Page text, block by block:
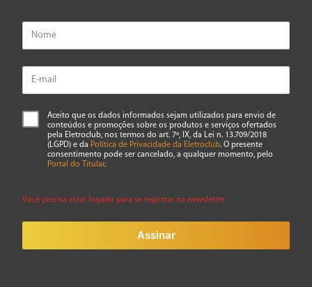
Aceito que os dados informados sejam utilizados para envio de
conteúdos e promoções sobre os produtos e serviços ofertados
pela Eletroclub, nos termos do art. 7º, IX, da Lei n. 13.709/2018
(LGPD) e da Política de Privacidade da Eletroclub. O presente
consentimento pode ser cancelado, a qualquer momento, pelo
Portal do Titular.
Você precisa estar logado para se registrar na newsletter
Assinar